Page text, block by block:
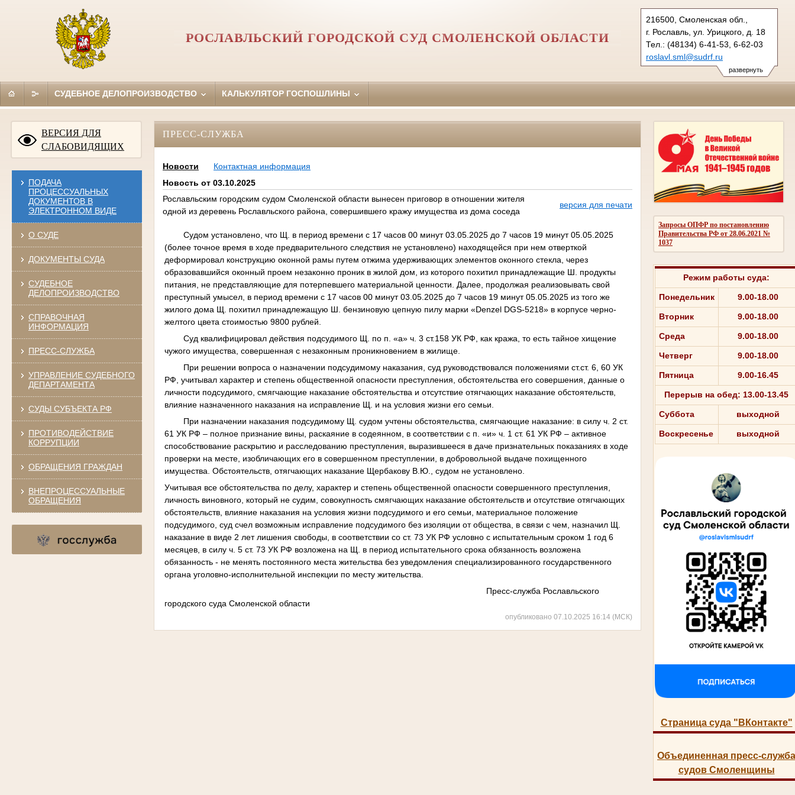
развернуть
216500, Смоленская обл.,
г. Рославль, ул. Урицкого, д. 18
Тел.: (48134) 6-41-53, 6-62-03
roslavl.sml@sudrf.ru
РОСЛАВЛЬСКИЙ ГОРОДСКОЙ СУД СМОЛЕНСКОЙ ОБЛАСТИ
СУДЕБНОЕ ДЕЛОПРОИЗВОДСТВО КАЛЬКУЛЯТОР ГОСПОШЛИНЫ
ВЕРСИЯ ДЛЯ
СЛАБОВИДЯЩИХ
ПОДАЧА
ПРОЦЕССУАЛЬНЫХ
ДОКУМЕНТОВ В
ЭЛЕКТРОННОМ ВИДЕ
О СУДЕ
ДОКУМЕНТЫ СУДА
СУДЕБНОЕ
ДЕЛОПРОИЗВОДСТВО
СПРАВОЧНАЯ
ИНФОРМАЦИЯ
ПРЕСС-СЛУЖБА
УПРАВЛЕНИЕ СУДЕБНОГО
ДЕПАРТАМЕНТА
СУДЫ СУБЪЕКТА РФ
ПРОТИВОДЕЙСТВИЕ
КОРРУПЦИИ
ОБРАЩЕНИЯ ГРАЖДАН
ВНЕПРОЦЕССУАЛЬНЫЕ
ОБРАЩЕНИЯ
Запросы ОПФР по постановлению
Правительства РФ от 28.06.2021 №
1037
Режим работы суда:
Понедельник 9.00-18.00
Вторник 9.00-18.00
Среда 9.00-18.00
Четверг 9.00-18.00
Пятница 9.00-16.45
Перерыв на обед: 13.00-13.45
Суббота выходной
Воскресенье выходной
Страница суда "ВКонтакте"
Объединенная пресс-служба
судов Смоленщины
ПРЕСС-СЛУЖБА
Новости
Контактная информация
Новость от 03.10.2025
Рославльским городским судом Смоленской области вынесен приговор в отношении жителя
одной из деревень Рославльского района, совершившего кражу имущества из дома соседа
версия для печати
Судом установлено, что Щ. в период времени с 17 часов 00 минут 03.05.2025 до 7 часов 19 минут 05.05.2025
(более точное время в ходе предварительного следствия не установлено) находящейся при нем отверткой
деформировал конструкцию оконной рамы путем отжима удерживающих элементов оконного стекла, через
образовавшийся оконный проем незаконно проник в жилой дом, из которого похитил принадлежащие Ш. продукты
питания, не представляющие для потерпевшего материальной ценности. Далее, продолжая реализовывать свой
преступный умысел, в период времени с 17 часов 00 минут 03.05.2025 до 7 часов 19 минут 05.05.2025 из того же
жилого дома Щ. похитил принадлежащую Ш. бензиновую цепную пилу марки «Denzel DGS-5218» в корпусе черно-
желтого цвета стоимостью 9800 рублей.
Суд квалифицировал действия подсудимого Щ. по п. «а» ч. 3 ст.158 УК РФ, как кража, то есть тайное хищение
чужого имущества, совершенная с незаконным проникновением в жилище.
При решении вопроса о назначении подсудимому наказания, суд руководствовался положениями ст.ст. 6, 60 УК
РФ, учитывал характер и степень общественной опасности преступления, обстоятельства его совершения, данные о
личности подсудимого, смягчающие наказание обстоятельства и отсутствие отягчающих наказание обстоятельств,
влияние назначенного наказания на исправление Щ. и на условия жизни его семьи.
При назначении наказания подсудимому Щ. судом учтены обстоятельства, смягчающие наказание: в силу ч. 2 ст.
61 УК РФ – полное признание вины, раскаяние в содеянном, в соответствии с п. «и» ч. 1 ст. 61 УК РФ – активное
способствование раскрытию и расследованию преступления, выразившееся в даче признательных показаниях в ходе
проверки на месте, изобличающих его в совершенном преступлении, в добровольной выдаче похищенного
имущества. Обстоятельств, отягчающих наказание Щербакову В.Ю., судом не установлено.
Учитывая все обстоятельства по делу, характер и степень общественной опасности совершенного преступления,
личность виновного, который не судим, совокупность смягчающих наказание обстоятельств и отсутствие отягчающих
обстоятельств, влияние наказания на условия жизни подсудимого и его семьи, материальное положение
подсудимого, суд счел возможным исправление подсудимого без изоляции от общества, в связи с чем, назначил Щ.
наказание в виде 2 лет лишения свободы, в соответствии со ст. 73 УК РФ условно с испытательным сроком 1 год 6
месяцев, в силу ч. 5 ст. 73 УК РФ возложена на Щ. в период испытательного срока обязанность возложена
обязанность - не менять постоянного места жительства без уведомления специализированного государственного
органа уголовно-исполнительной инспекции по месту жительства.
Пресс-служба Рославльского
городского суда Смоленской области
опубликовано 07.10.2025 16:14 (МСК)